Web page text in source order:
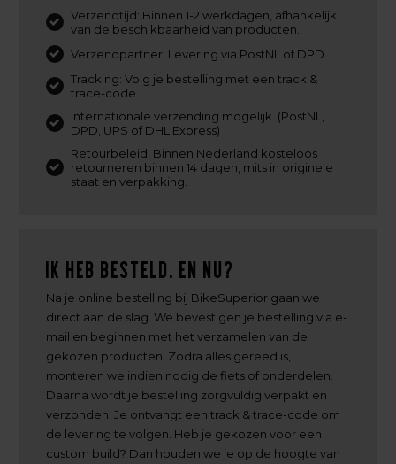
Verzendtijd: Binnen 1-2 werkdagen, afhankelijk
van de beschikbaarheid van producten.
Verzendpartner: Levering via PostNL of DPD.
Tracking: Volg je bestelling met een track &
trace-code.
Internationale verzending mogelijk. (PostNL,
DPD, UPS of DHL Express)
Retourbeleid: Binnen Nederland kosteloos
retourneren binnen 14 dagen, mits in originele
staat en verpakking.
Ik heb besteld. En nu?
Na je online bestelling bij BikeSuperior gaan we
direct aan de slag. We bevestigen je bestelling via e-
mail en beginnen met het verzamelen van de
gekozen producten. Zodra alles gereed is,
monteren we indien nodig de fiets of onderdelen.
Daarna wordt je bestelling zorgvuldig verpakt en
verzonden. Je ontvangt een track & trace-code om
de levering te volgen. Heb je gekozen voor een
custom build? Dan houden we je op de hoogte van